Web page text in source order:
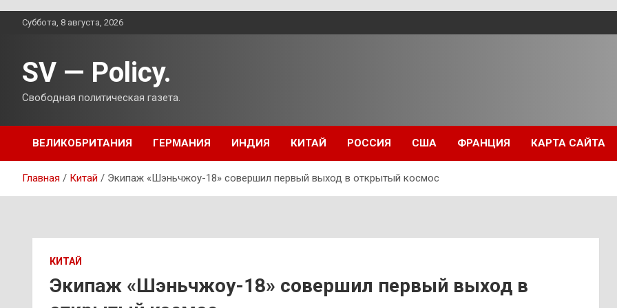
ПерейтиСуббота, 8 августа, 2026
SV — Policy.
Свободная политическая газета.
ВЕЛИКОБРИТАНИЯ ГЕРМАНИЯ ИНДИЯ КИТАЙ РОССИЯ США ФРАНЦИЯ КАРТА САЙТА
Главная Китай Экипаж «Шэньчжоу-18» совершил первый выход в открытый космос
КИТАЙ
Экипаж «Шэньчжоу-18» совершил первый выход в